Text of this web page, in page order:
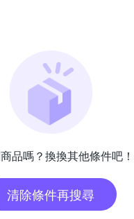
品嗎？換換其他條件吧！
清除條件再搜尋